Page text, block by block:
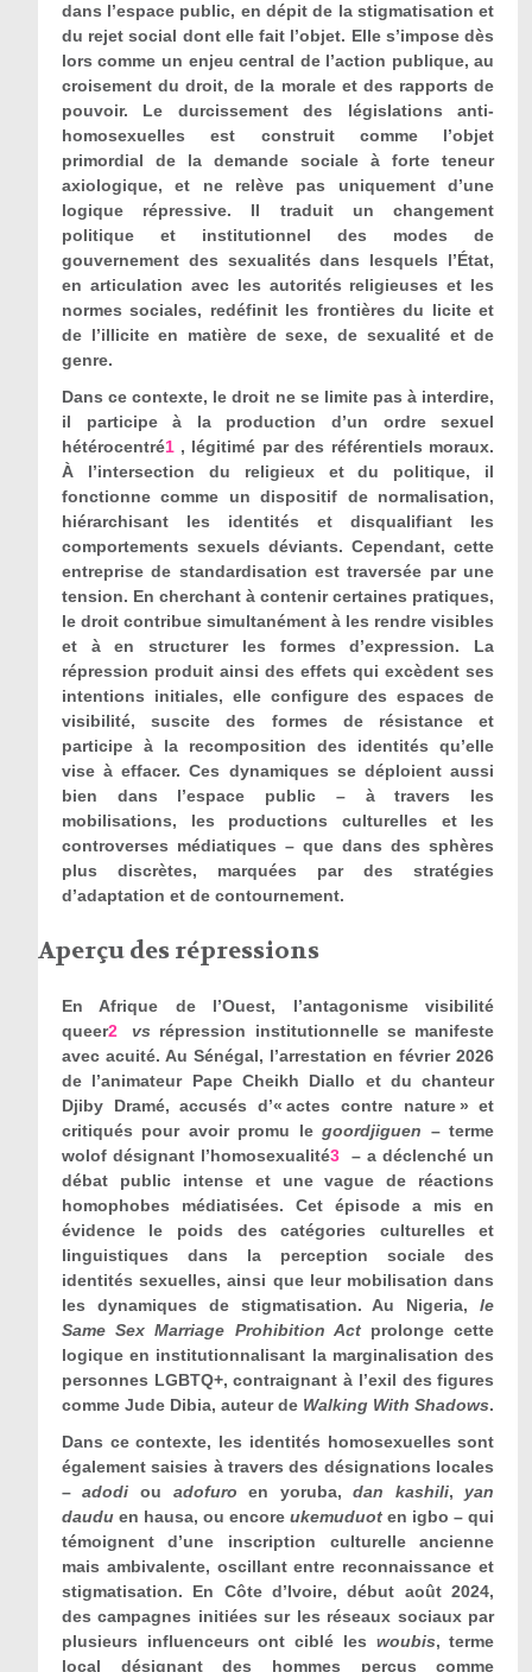
dans l’espace public, en dépit de la stigmatisation et
du rejet social dont elle fait l’objet. Elle s’impose dès
lors comme un enjeu central de l’action publique, au
croisement du droit, de la morale et des rapports de
pouvoir. Le durcissement des législations anti-
homosexuelles est construit comme l’objet
primordial de la demande sociale à forte teneur
axiologique, et ne relève pas uniquement d’une
logique répressive. Il traduit un changement
politique et institutionnel des modes de
gouvernement des sexualités dans lesquels l’État,
en articulation avec les autorités religieuses et les
normes sociales, redéfinit les frontières du licite et
de l’illicite en matière de sexe, de sexualité et de
genre.
Dans ce contexte, le droit ne se limite pas à interdire,
il participe à la production d’un ordre sexuel
hétérocentré1 , légitimé par des référentiels moraux.
À l’intersection du religieux et du politique, il
fonctionne comme un dispositif de normalisation,
hiérarchisant les identités et disqualifiant les
comportements sexuels déviants. Cependant, cette
entreprise de standardisation est traversée par une
tension. En cherchant à contenir certaines pratiques,
le droit contribue simultanément à les rendre visibles
et à en structurer les formes d’expression. La
répression produit ainsi des effets qui excèdent ses
intentions initiales, elle configure des espaces de
visibilité, suscite des formes de résistance et
participe à la recomposition des identités qu’elle
vise à effacer. Ces dynamiques se déploient aussi
bien dans l’espace public – à travers les
mobilisations, les productions culturelles et les
controverses médiatiques – que dans des sphères
plus discrètes, marquées par des stratégies
d’adaptation et de contournement.
Aperçu des répressions
En Afrique de l’Ouest, l’antagonisme visibilité
queer2 vs répression institutionnelle se manifeste
avec acuité. Au Sénégal, l’arrestation en février 2026
de l’animateur Pape Cheikh Diallo et du chanteur
Djiby Dramé, accusés d’« actes contre nature » et
critiqués pour avoir promu legoordjiguen – terme
wolof désignant l’homosexualité3
– a déclenché un
débat public intense et une vague de réactions
homophobes médiatisées. Cet épisode a mis en
évidence le poids des catégories culturelles et
linguistiques dans la perception sociale des
identités sexuelles, ainsi que leur mobilisation dans
les dynamiques de stigmatisation. Au Nigeria,le
Same Sex Marriage Prohibition Act prolonge cette
logique en institutionnalisant la marginalisation des
personnes LGBTQ+, contraignant à l’exil des figures
comme Jude Dibia, auteur de Walking With Shadows.
Dans ce contexte, les identités homosexuelles sont
également saisies à travers des désignations locales
–adodi ou adofuroen yoruba,dan kashili, yan
dauduen hausa, ou encoreukemuduot en igbo – qui
témoignent d’une inscription culturelle ancienne
mais ambivalente, oscillant entre reconnaissance et
stigmatisation. En Côte d’Ivoire, début août 2024,
des campagnes initiées sur les réseaux sociaux par
plusieurs influenceurs ont ciblé les woubis, terme
local désignant des hommes perçus comme